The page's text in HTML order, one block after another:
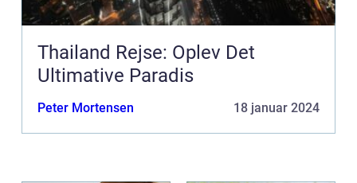
Thailand Rejse: Oplev Det
Ultimative Paradis
Peter Mortensen 18 januar 2024